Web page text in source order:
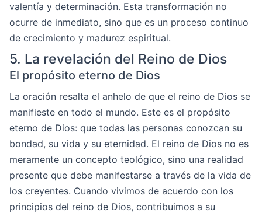
valentía y determinación. Esta transformación no
ocurre de inmediato, sino que es un proceso continuo
de crecimiento y madurez espiritual.
5. La revelación del Reino de Dios
El propósito eterno de Dios
La oración resalta el anhelo de que el reino de Dios se
manifieste en todo el mundo. Este es el propósito
eterno de Dios: que todas las personas conozcan su
bondad, su vida y su eternidad. El reino de Dios no es
meramente un concepto teológico, sino una realidad
presente que debe manifestarse a través de la vida de
los creyentes. Cuando vivimos de acuerdo con los
principios del reino de Dios, contribuimos a su